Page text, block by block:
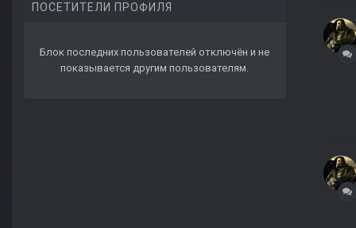
ПОСЕТИТЕЛИ ПРОФИЛЯ
Блок последних пользователей отключён и не
показывается другим пользователям.